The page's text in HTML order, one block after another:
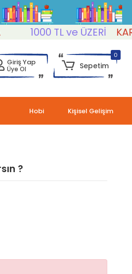
1000 TL ve ÜZERİ
Giriş Yap
Üye Ol
0
Sepetim
Hobi Kişisel Gelişim
?